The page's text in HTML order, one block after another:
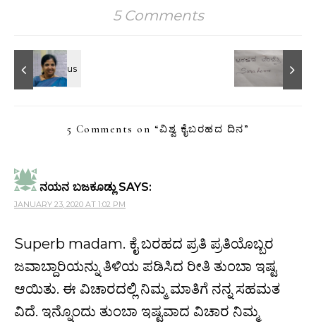
5 Comments
5 Comments on “ವಿಶ್ವ ಕೈಬರಹದ ದಿನ”
ನಯನ ಬಜಕೂಡ್ಲು SAYS:
JANUARY 23, 2020 AT 1:02 PM
Superb madam. ಕೈ ಬರಹದ ಪ್ರತಿ ಪ್ರತಿಯೊಬ್ಬರ
ಜವಾಬ್ದಾರಿಯನ್ನು ತಿಳಿಯ ಪಡಿಸಿದ ರೀತಿ ತುಂಬಾ ಇಷ್ಟ
ಆಯಿತು. ಈ ವಿಚಾರದಲ್ಲಿ ನಿಮ್ಮ ಮಾತಿಗೆ ನನ್ನ ಸಹಮತ
ವಿದೆ. ಇನ್ನೊಂದು ತುಂಬಾ ಇಷ್ಟವಾದ ವಿಚಾರ ನಿಮ್ಮ